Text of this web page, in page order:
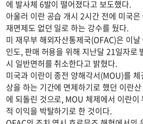
에 발사체 6발이 떨어졌다고 보도했다.
아울러 이란 공습 개시 2시간 전에 미국
재면제도 없던 일로 하는 강수를 뒀다.
미 재무부 해외자산통제국(OFAC)은 이
인도, 판매 허용을 위해 지난달 21일자로
시 일반면허를 취소한다고 밝혔다.
미국과 이란이 종전 양해각서(MOU)를
상을 하는 기간에 면제하기로 했던 이란
에 되돌린 것으로, MOU 체제에서 이란이
적 이익을 박탈하기로 한 것이다.